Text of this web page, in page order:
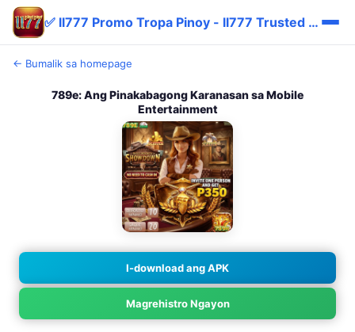
✅ ll777 Promo Tropa Pinoy - ll777 Trusted Instant Apk
← Bumalik sa homepage
789e: Ang Pinakabagong Karanasan sa Mobile
Entertainment
I-download ang APK
Magrehistro Ngayon